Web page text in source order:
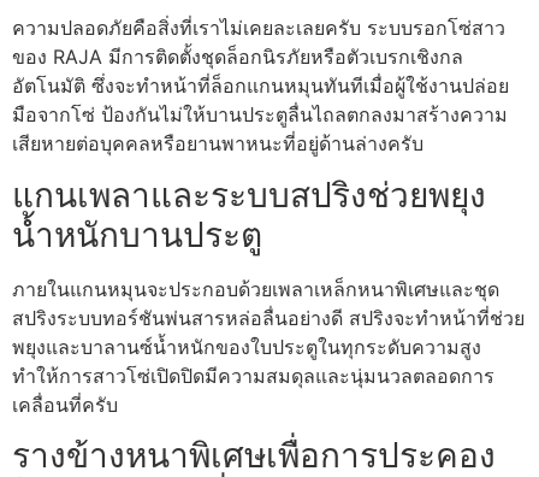
ความปลอดภัยคือสิ่งที่เราไม่เคยละเลยครับ ระบบรอกโซ่สาว
ของ RAJA มีการติดตั้งชุดล็อกนิรภัยหรือตัวเบรกเชิงกล
อัตโนมัติ ซึ่งจะทำหน้าที่ล็อกแกนหมุนทันทีเมื่อผู้ใช้งานปล่อย
มือจากโซ่ ป้องกันไม่ให้บานประตูลื่นไถลตกลงมาสร้างความ
เสียหายต่อบุคคลหรือยานพาหนะที่อยู่ด้านล่างครับ
แกนเพลาและระบบสปริงช่วยพยุง
น้ำหนักบานประตู
ภายในแกนหมุนจะประกอบด้วยเพลาเหล็กหนาพิเศษและชุด
สปริงระบบทอร์ชันพ่นสารหล่อลื่นอย่างดี สปริงจะทำหน้าที่ช่วย
พยุงและบาลานซ์น้ำหนักของใบประตูในทุกระดับความสูง
ทำให้การสาวโซ่เปิดปิดมีความสมดุลและนุ่มนวลตลอดการ
เคลื่อนที่ครับ
รางข้างหนาพิเศษเพื่อการประคอง